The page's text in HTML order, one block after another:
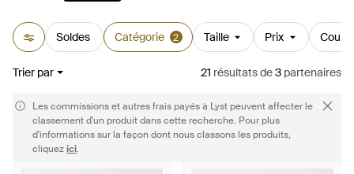
Soldes Catégorie 2 Taille Prix
Trier par 21 résultatsde3 partenaires
Les commissions et autres frais payés à Lyst peuvent affecter le
classement d'un produit dans cette recherche. Pour plus
d'informations sur la façon dont nous classons les produits,
cliquezici.